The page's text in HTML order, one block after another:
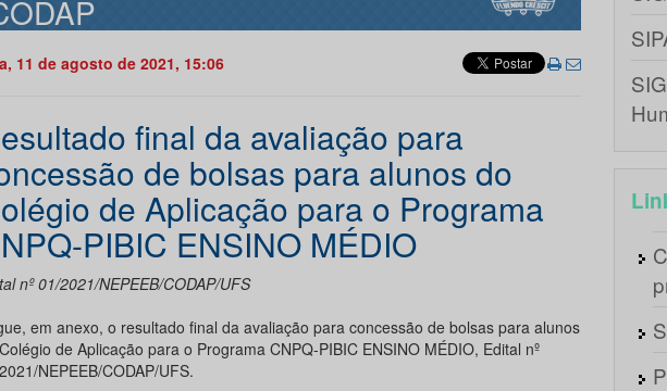
11 de agosto de 2021, 15:06
final da avaliação para
de bolsas para alunos do
de Aplicação para o Programa
PIBIC ENSINO MÉDIO
nº 01/2021/NEPEEB/CODAP/UFS
em anexo, o resultado final da avaliação para concessão de bolsas para alunos
de Aplicação para o Programa CNPQ-PIBIC ENSINO MÉDIO, Edital nº
NEPEEB/CODAP/UFS.